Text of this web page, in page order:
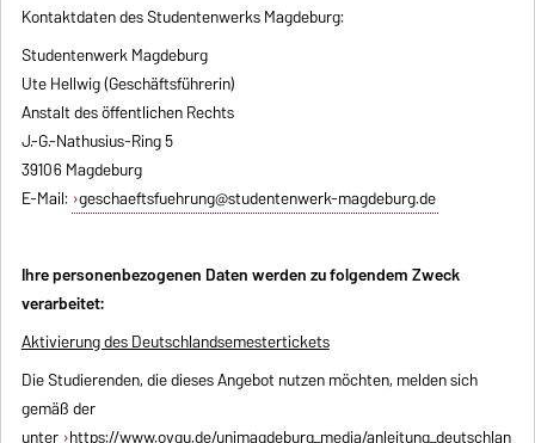
Kontaktdaten des Studentenwerks Magdeburg:
Studentenwerk Magdeburg
Ute Hellwig (Geschäftsführerin)
Anstalt des öffentlichen Rechts
J.-G.-Nathusius-Ring 5
39106 Magdeburg
E-Mail: geschaeftsfuehrung@studentenwerk-magdeburg.de
Ihre personenbezogenen Daten werden zu folgendem Zweck
verarbeitet:
Aktivierung des Deutschlandsemestertickets
Die Studierenden, die dieses Angebot nutzen möchten, melden sich
gemäß der
unter https://www.ovgu.de/unimagdeburg_media/anleitung_deutschlan